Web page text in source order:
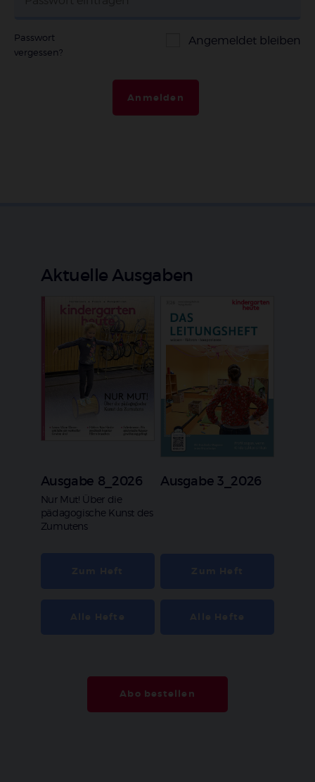
Passwort
vergessen?
Angemeldet bleiben
Anmelden
Aktuelle Ausgaben
Ausgabe 8_2026
:
Nur Mut! Über die
pädagogische Kunst des
Zumutens
Ausgabe 3_2026
Abo bestellen